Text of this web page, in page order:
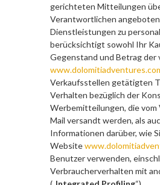
gerichteten Mitteilungen
Verantwortlichen
Dienstleistungen zu
berücksichtigt sowohl Ihr
Gegenstand und Betrag
Verkaufsstellen getätigten
Verhalten bezüglich der
Werbemitteilungen, die
Mail versandt werden, als
Informationen darüber, wie
Website
Benutzer verwenden,
Verbraucherverhalten mit